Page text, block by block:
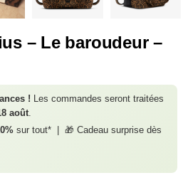
– Le baroudeur –
! Les commandes seront traitées
août.
sur tout* | 🎁 Cadeau surprise dès